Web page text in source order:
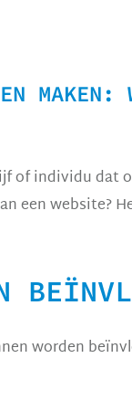
MAKEN:
of individu dat
een website?
worden